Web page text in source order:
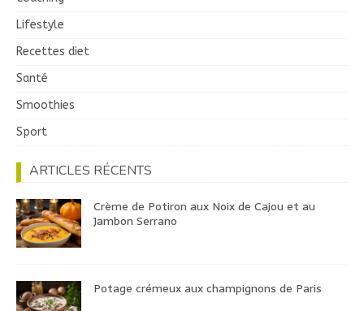
Lifestyle
Recettes diet
Santé
Smoothies
Sport
ARTICLES RÉCENTS
Crème de Potiron aux Noix de Cajou et au
Jambon Serrano
Potage crémeux aux champignons de Paris